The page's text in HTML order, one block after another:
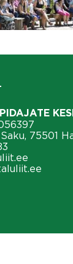
75501